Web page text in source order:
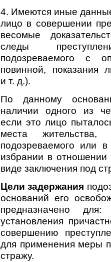
4. Имеются иные
лицо в совершении
весомые
следы
подозреваемого с
повинной, показания
и т. д.).
По данному
наличии одного из
если это лицо
места
подозреваемого или
избрании в
виде заключения под
Цели задержания
оснований его
предназначено
установления
совершению
для применения меры
стражу.